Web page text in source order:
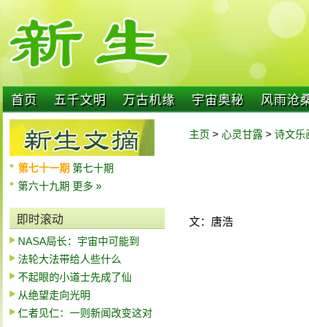
首页 五千文明 万古机缘 宇宙奥秘 风雨沧
第七十一期 第七十期
第六十九期 更多 »
即时滚动
NASA局长：宇宙中可能到
法轮大法带给人些什么
不起眼的小道士先成了仙
从绝望走向光明
仁者见仁：一则新闻改变这对
主页 > 心灵甘露 > 诗文乐
文：唐浩